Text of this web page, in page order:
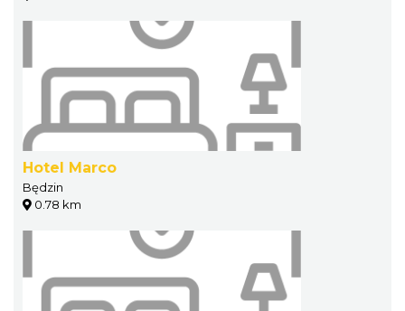
Hotel Marco
Będzin
0.78 km